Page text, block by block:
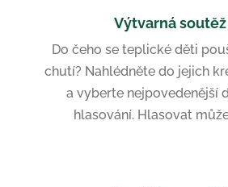
Výtvarná soutěž
Do čeho se teplické děti
chutí? Nahlédněte do jejich
a vyberte nejpovedenější
hlasování. Hlasovat